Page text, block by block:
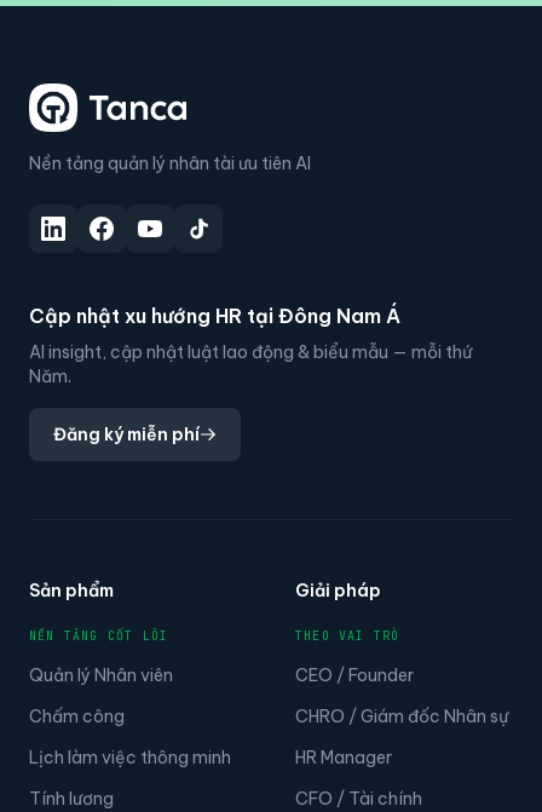
Nền tảng quản lý nhân tài ưu tiên AI
Cập nhật xu hướng HR tại Đông Nam Á
AI insight, cập nhật luật lao động & biểu mẫu — mỗi thứ
Năm.
Đăng ký miễn phí
Sản phẩm
NỀN TẢNG CỐT LÕI
Quản lý Nhân viên
Chấm công
Lịch làm việc thông minh
Tính lương
Giải pháp
THEO VAI TRÒ
CEO / Founder
CHRO / Giám đốc Nhân sự
HR Manager
CFO / Tài chính